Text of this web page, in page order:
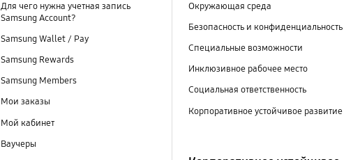
Для чего нужна учетная запись
Samsung Account?
Samsung Wallet / Pay
Samsung Rewards
Samsung Members
Мои заказы
Мой кабинет
Ваучеры
Окружающая среда
Безопасность и конфиденциальность
Специальные возможности
Инклюзивное рабочее место
Социальная ответственность
Корпоративное устойчивое развитие